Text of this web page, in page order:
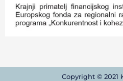
Copyright © 2021